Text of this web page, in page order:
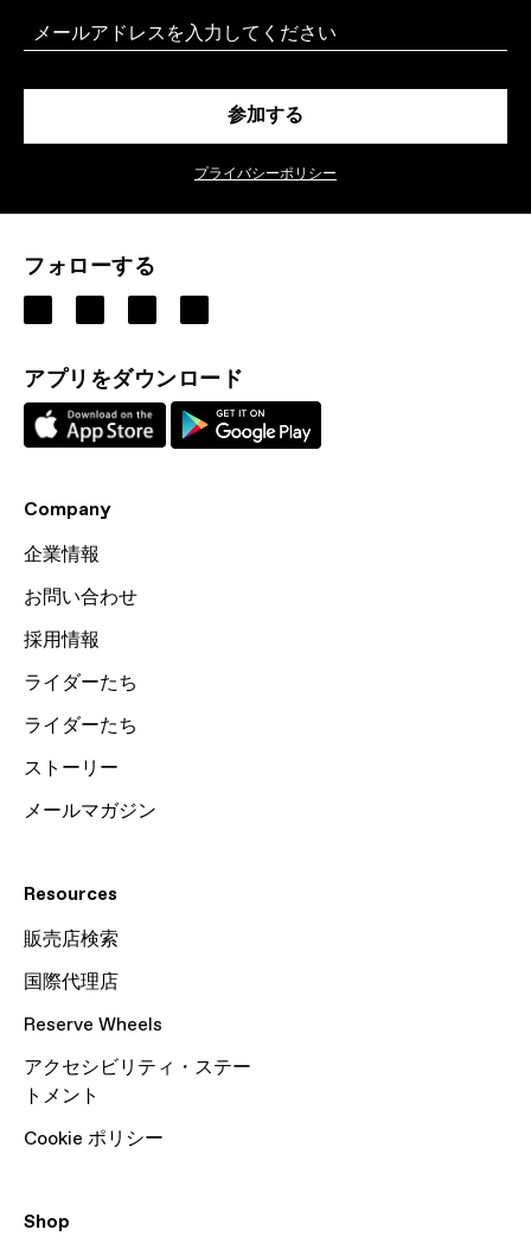
Email
参加する
プライバシーポリシー
フォローする
アプリをダウンロード
Company
企業情報
お問い合わせ
採用情報
ライダーたち
ライダーたち
ストーリー
メールマガジン
Resources
販売店検索
国際代理店
Reserve Wheels
アクセシビリティ・ステー
トメント
Cookie ポリシー
Shop